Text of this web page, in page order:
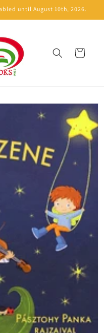
until August 10th, 2026.
Cart